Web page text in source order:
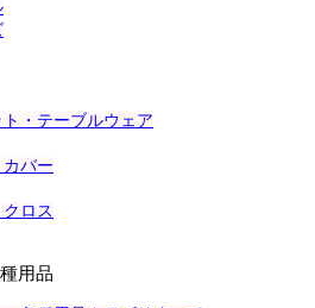
・テーブルウェア
バー
ロス
用品